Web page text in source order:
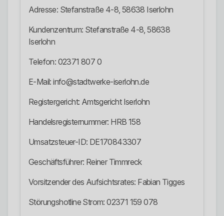
Adresse: Stefanstraße 4-8, 58638 Iserlohn
Kundenzentrum: Stefanstraße 4-8, 58638
Iserlohn
Telefon: 02371 807 0
E-Mail: info@stadtwerke-iserlohn.de
Registergericht: Amtsgericht Iserlohn
Handelsregisternummer: HRB 158
Umsatzsteuer-ID: DE170843307
Geschäftsführer: Reiner Timmreck
Vorsitzender des Aufsichtsrates: Fabian Tigges
Störungshotline Strom: 02371 159 078